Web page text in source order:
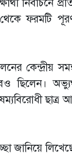
থেকে ফরমটি
কেন্দ্রীয়
ছিলেন।
ছাত্র
জানিয়ে